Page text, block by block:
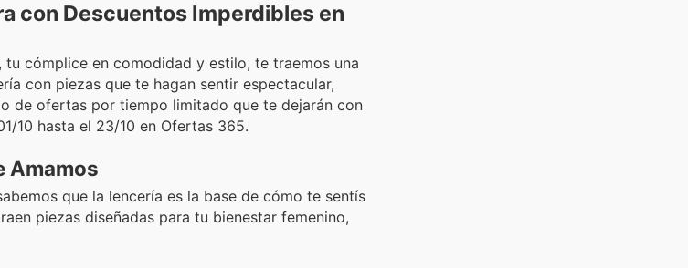
con Descuentos Imperdibles en
tu cómplice en comodidad y estilo, te traemos una
con piezas que te hagan sentir espectacular,
de ofertas por tiempo limitado que te dejarán con
10 hasta el 23/10 en Ofertas 365.
Amamos
que la lencería es la base de cómo te sentís
piezas diseñadas para tu bienestar femenino,